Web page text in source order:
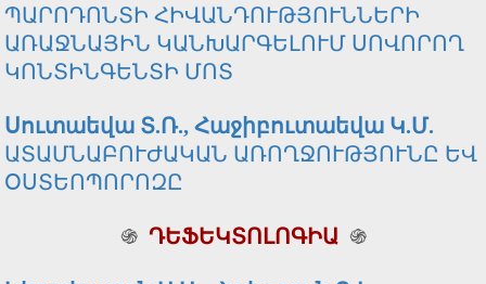
ՊԱՐՈԴՈՆՏԻ ՀԻՎԱՆԴՈՒԹՅՈՒՆՆԵՐԻ
ԱՌԱՋՆԱՅԻՆ ԿԱՆԽԱՐԳԵԼՈՒՄ ՍՈՎՈՐՈՂ
ԿՈՆՏԻՆԳԵՆՏԻ ՄՈՏ
Սուտաեվա Տ.Ռ., Հաջիբուտաեվա Կ.Մ.
ԱՏԱՄՆԱԲՈՒԺԱԿԱՆ ԱՌՈՂՋՈՒԹՅՈՒՆԸ ԵՎ
ՕՍՏԵՈՊՈՐՈԶԸ
֍ ԴԵՖԵԿՏՈԼՈԳԻԱ ֍